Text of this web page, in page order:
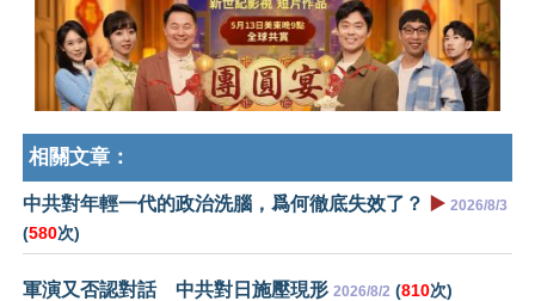
相關文章：
中共對年輕一代的政治洗腦，爲何徹底失效了？ ▶️ 2026/8/3
(580次)
軍演又否認對話 中共對日施壓現形 2026/8/2 (810次)